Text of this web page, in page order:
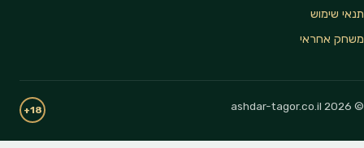
תנאי שימוש
משחק אחראי
© 2026 ashdar-tagor.co.il
18+